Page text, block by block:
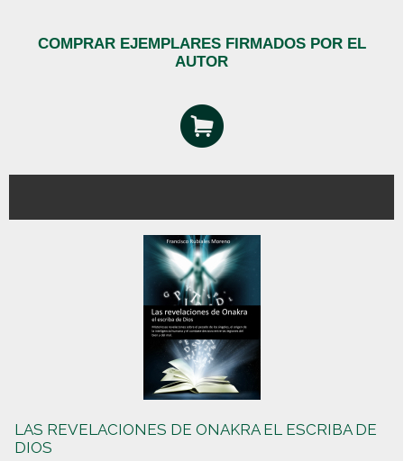
COMPRAR EJEMPLARES FIRMADOS POR EL
AUTOR
LAS REVELACIONES DE ONAKRA EL ESCRIBA DE
DIOS